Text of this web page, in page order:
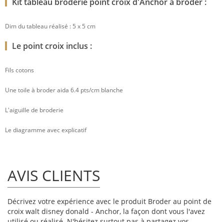
Dim du tableau réalisé : 5 x 5 cm
Le point croix inclus :
Fils cotons
Une toile à broder aida 6.4 pts/cm blanche
L'aiguille de broderie
Le diagramme avec explicatif
AVIS CLIENTS
Décrivez votre expérience avec le produit Broder au point de
croix walt disney donald - Anchor, la façon dont vous l'avez